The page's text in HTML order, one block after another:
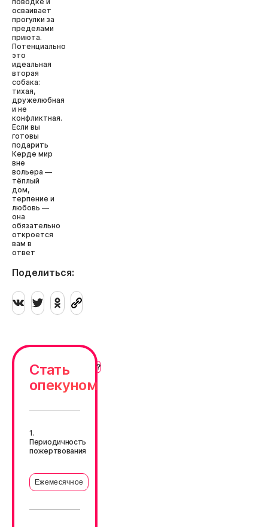
осваивает
прогулки за
пределами
приюта.
Потенциально
это
идеальная
вторая
собака:
тихая,
дружелюбная
и не
конфликтная.
Если вы
готовы
подарить
Керде мир
вне
вольера —
тёплый
дом,
терпение и
любовь —
она
обязательно
откроется
вам в
ответ
Поделиться:
Стать
опекуном
1.
Периодичность
пожертвования
Ежемесячное